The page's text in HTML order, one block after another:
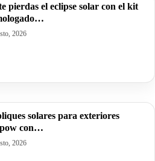
pierdas el eclipse solar con el kit
2026
solares para exteriores
con…
2026